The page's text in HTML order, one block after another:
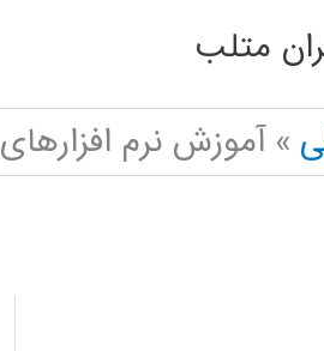
متلب
آموزش نرم افزارهای Marvin Sketch autodock vina